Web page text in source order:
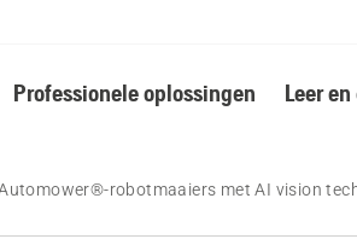
Professionele oplossingen Leer
robotmaaiers met AI vision